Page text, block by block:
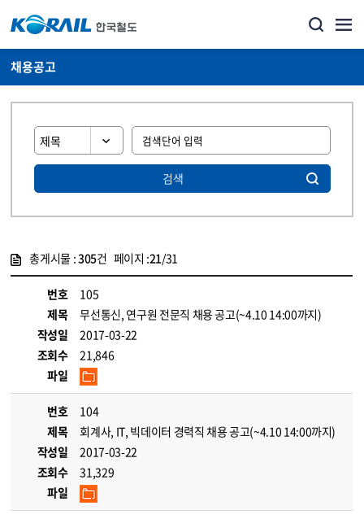
채용공고
검색
총게시물 :305건 페이지 :21/31
번호
105
제목
무선통신, 연구원 전문직 채용 공고(~4.10 14:00까지)
작성일
2017-03-22
조회수
21,846
파일
번호
104
제목
회계사, IT, 빅데이터 경력직 채용 공고(~4.10 14:00까지)
작성일
2017-03-22
조회수
31,329
파일